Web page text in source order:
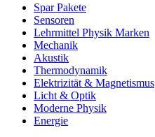
Spar Pakete
Sensoren
Lehrmittel Physik Marken
Mechanik
Akustik
Thermodynamik
Elektrizität & Magnetismus
Licht & Optik
Moderne Physik
Energie